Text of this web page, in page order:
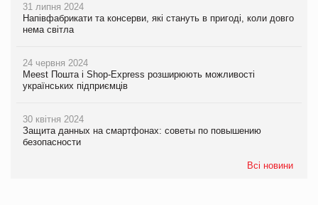
31 липня 2024
Напівфабрикати та консерви, які стануть в пригоді, коли довго
нема світла
24 червня 2024
Meest Пошта і Shop-Express розширюють можливості
українських підприємців
30 квітня 2024
Защита данных на смартфонах: советы по повышению
безопасности
Всі новини